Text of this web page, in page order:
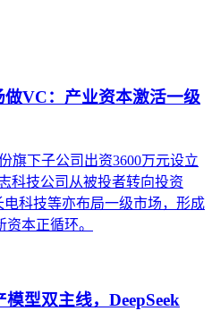
VC：产业资本激活一级
旗下子公司出资3600万元设立
科技公司从被投者转向投资
科技等亦布局一级市场，形成
本正循环。
型双主线，DeepSeek